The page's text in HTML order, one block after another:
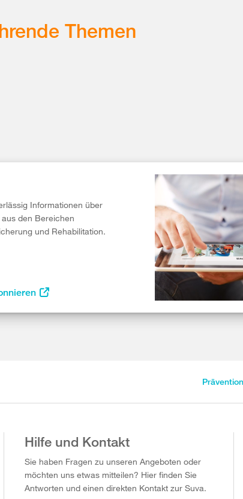
Themen
Informationen über
den Bereichen
und Rehabilitation.
Prävention
Hilfe und Kontakt
Sie haben Fragen zu unseren Angeboten oder
möchten uns etwas mitteilen? Hier finden Sie
Antworten und einen direkten Kontakt zur Suva.